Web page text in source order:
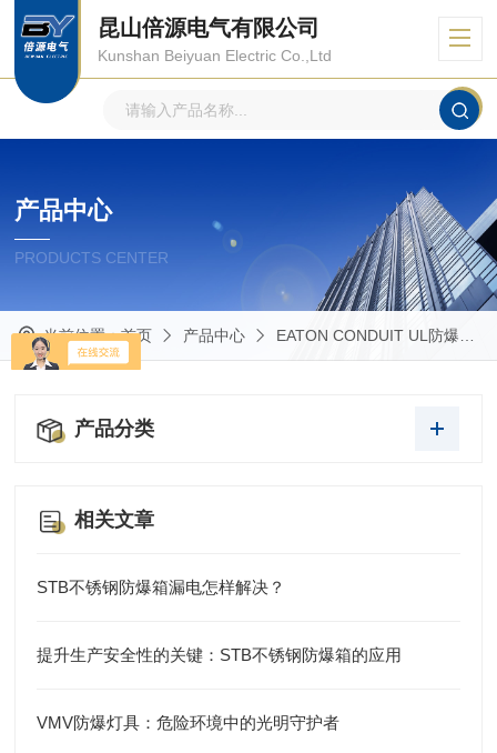
昆山倍源电气有限公司
Kunshan Beiyuan Electric Co.,Ltd
产品中心
PRODUCTS CENTER
当前位置：首页 产品中心 EATON CONDUIT UL防爆管件
产品分类
相关文章
STB不锈钢防爆箱漏电怎样解决？
提升生产安全性的关键：STB不锈钢防爆箱的应用
VMV防爆灯具：危险环境中的光明守护者